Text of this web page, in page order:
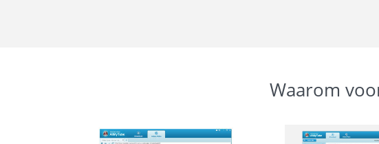
Waarom